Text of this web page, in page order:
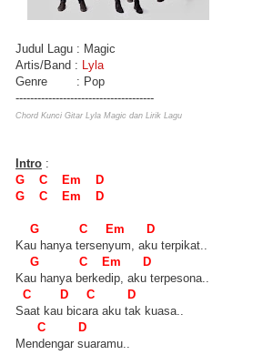
Judul Lagu : Magic
Artis/Band : Lyla
Genre : Pop
--------------------------------------
Chord Kunci Gitar Lyla Magic dan Lirik Lagu
Intro :
G C Em D
G C Em D
G C Em D
Kau hanya tersenyum, aku terpikat..
G C Em D
Kau hanya berkedip, aku terpesona..
C D C D
Saat kau bicara aku tak kuasa..
C D
Mendengar suaramu..